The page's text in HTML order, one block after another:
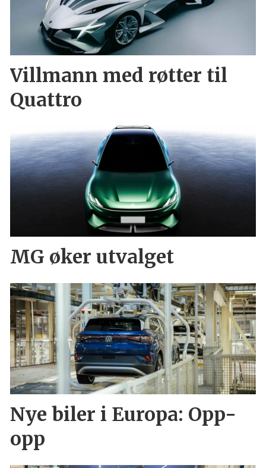
Villmann med røtter til
Quattro
MG øker utvalget
Nye biler i Europa: Opp-
opp